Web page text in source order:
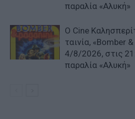
παραλία «Αλυκή»
Ο Cine
ταινία, «Bomber
4/8/2026, στις
παραλία «Αλυκή»